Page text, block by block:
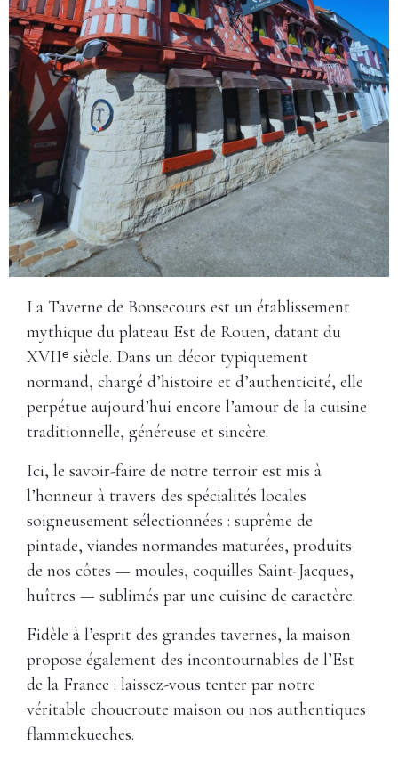
La Taverne de Bonsecours est un établissement
mythique du plateau Est de Rouen, datant du
XVIIᵉ siècle. Dans un décor typiquement
normand, chargé d’histoire et d’authenticité, elle
perpétue aujourd’hui encore l’amour de la cuisine
traditionnelle, généreuse et sincère.
Ici, le savoir-faire de notre terroir est mis à
l’honneur à travers des spécialités locales
soigneusement sélectionnées : suprême de
pintade, viandes normandes maturées, produits
de nos côtes — moules, coquilles Saint-Jacques,
huîtres — sublimés par une cuisine de caractère.
Fidèle à l’esprit des grandes tavernes, la maison
propose également des incontournables de l’Est
de la France : laissez-vous tenter par notre
véritable choucroute maison ou nos authentiques
flammekueches.